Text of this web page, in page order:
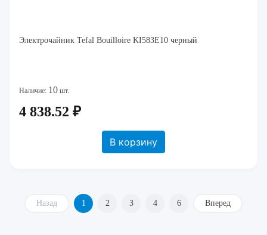
Электрочайник Tefal Bouilloire KI583E10 черный
Наличие: 10 шт.
4 838.52 ₽
В корзину
Назад 1 2 3 4 6 Вперед